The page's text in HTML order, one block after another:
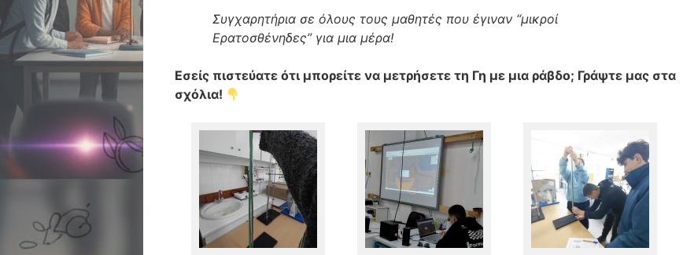
Συγχαρητήρια σε όλους τους μαθητές που έγιναν “μικροί
Ερατοσθένηδες” για μια μέρα!
Εσείς πιστεύατε ότι μπορείτε να μετρήσετε τη Γη με μια ράβδο; Γράψτε μας στα
σχόλια!